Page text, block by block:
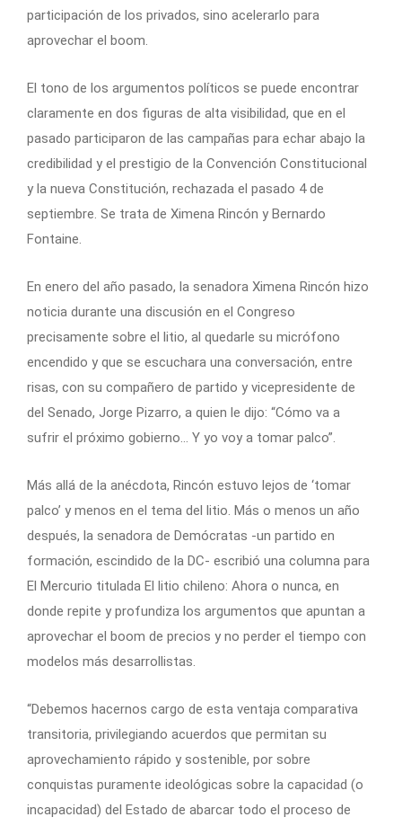
participación de los privados, sino acelerarlo para
aprovechar el boom.
El tono de los argumentos políticos se puede encontrar
claramente en dos figuras de alta visibilidad, que en el
pasado participaron de las campañas para echar abajo la
credibilidad y el prestigio de la Convención Constitucional
y la nueva Constitución, rechazada el pasado 4 de
septiembre. Se trata de Ximena Rincón y Bernardo
Fontaine.
En enero del año pasado, la senadora Ximena Rincón hizo
noticia durante una discusión en el Congreso
precisamente sobre el litio, al quedarle su micrófono
encendido y que se escuchara una conversación, entre
risas, con su compañero de partido y vicepresidente de
del Senado, Jorge Pizarro, a quien le dijo: “Cómo va a
sufrir el próximo gobierno… Y yo voy a tomar palco”.
Más allá de la anécdota, Rincón estuvo lejos de ‘tomar
palco’ y menos en el tema del litio. Más o menos un año
después, la senadora de Demócratas -un partido en
formación, escindido de la DC- escribió una columna para
El Mercurio titulada El litio chileno: Ahora o nunca, en
donde repite y profundiza los argumentos que apuntan a
aprovechar el boom de precios y no perder el tiempo con
modelos más desarrollistas.
“Debemos hacernos cargo de esta ventaja comparativa
transitoria, privilegiando acuerdos que permitan su
aprovechamiento rápido y sostenible, por sobre
conquistas puramente ideológicas sobre la capacidad (o
incapacidad) del Estado de abarcar todo el proceso de